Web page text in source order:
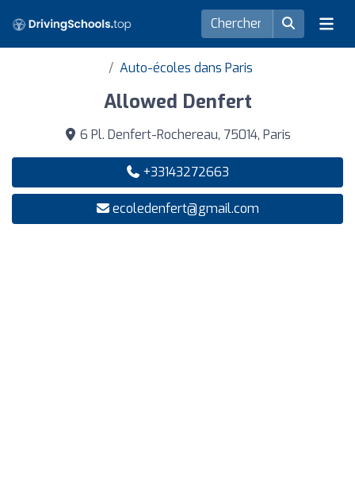
Auto-écoles dans Paris
Allowed Denfert
6 Pl. Denfert-Rochereau, 75014, Paris
+33143272663
ecoledenfert@gmail.com